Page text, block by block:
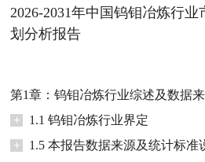
2026-2031年中国钨钼冶炼行
划分析报告
第1章：钨钼冶炼行业综述及数据
+
1.1 钨钼冶炼行业界定
+
1.5 本报告数据来源及统计标准